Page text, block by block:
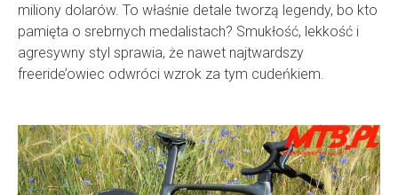
miliony dolarów. To właśnie detale tworzą legendy, bo kto
pamięta o srebrnych medalistach? Smukłość, lekkość i
agresywny styl sprawia, że nawet najtwardszy
freeride’owiec odwróci wzrok za tym cudeńkiem.